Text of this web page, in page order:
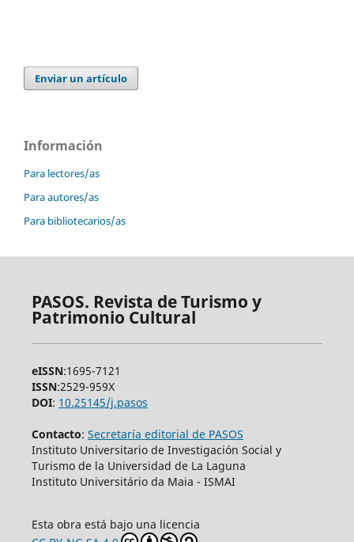
Enviar un artículo
Información
Para lectores/as
Para autores/as
Para bibliotecarios/as
PASOS. Revista de Turismo y
Patrimonio Cultural
eISSN:1695-7121
ISSN:2529-959X
DOI: 10.25145/j.pasos
Contacto: Secretaría editorial de PASOS
Instituto Universitario de Investigación Social y
Turismo de la Universidad de La Laguna
Instituto Universitário da Maia - ISMAI
Esta obra está bajo una licencia